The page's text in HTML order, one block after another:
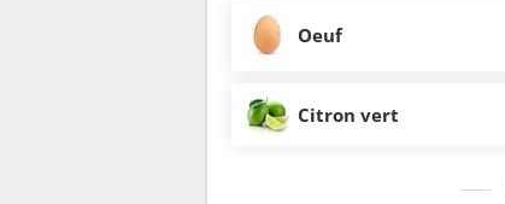
Oeuf
Citron vert